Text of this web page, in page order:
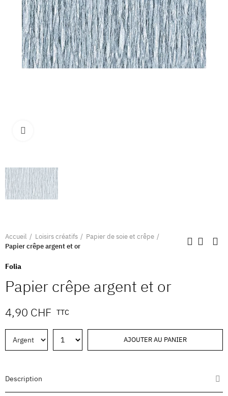
Accueil Loisirs créatifs
Papier de soie et crêpe
Papier crêpe argent et or
Folia
Papier crêpe argent et or
4,90 CHF TTC
AJOUTER AU PANIER
Description